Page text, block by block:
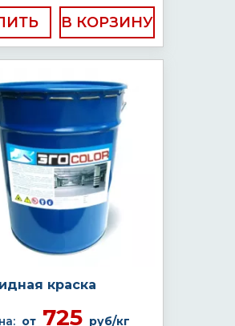
краска
от 725 руб/кг